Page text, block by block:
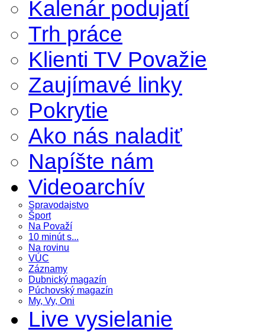
Kalenár podujatí
Trh práce
Klienti TV Považie
Zaujímavé linky
Pokrytie
Ako nás naladiť
Napíšte nám
Videoarchív
Spravodajstvo
Šport
Na Považí
10 minút s...
Na rovinu
VÚC
Záznamy
Dubnický magazín
Púchovský magazín
My, Vy, Oni
Live vysielanie